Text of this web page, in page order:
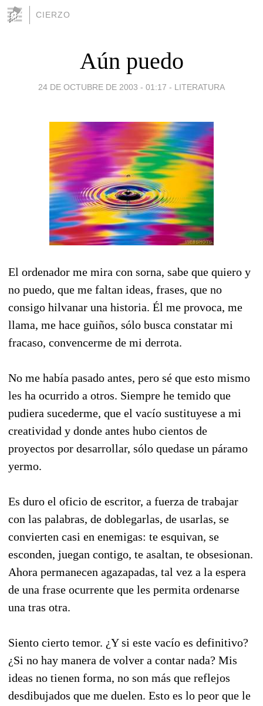
CIERZO
Aún puedo
24 DE OCTUBRE DE 2003 - 01:17 - LITERATURA
El ordenador me mira con sorna, sabe que quiero y
no puedo, que me faltan ideas, frases, que no
consigo hilvanar una historia. Él me provoca, me
llama, me hace guiños, sólo busca constatar mi
fracaso, convencerme de mi derrota.
No me había pasado antes, pero sé que esto mismo
les ha ocurrido a otros. Siempre he temido que
pudiera sucederme, que el vacío sustituyese a mi
creatividad y donde antes hubo cientos de
proyectos por desarrollar, sólo quedase un páramo
yermo.
Es duro el oficio de escritor, a fuerza de trabajar
con las palabras, de doblegarlas, de usarlas, se
convierten casi en enemigas: te esquivan, se
esconden, juegan contigo, te asaltan, te obsesionan.
Ahora permanecen agazapadas, tal vez a la espera
de una frase ocurrente que les permita ordenarse
una tras otra.
Siento cierto temor. ¿Y si este vacío es definitivo?
¿Si no hay manera de volver a contar nada? Mis
ideas no tienen forma, no son más que reflejos
desdibujados que me duelen. Esto es lo peor que le